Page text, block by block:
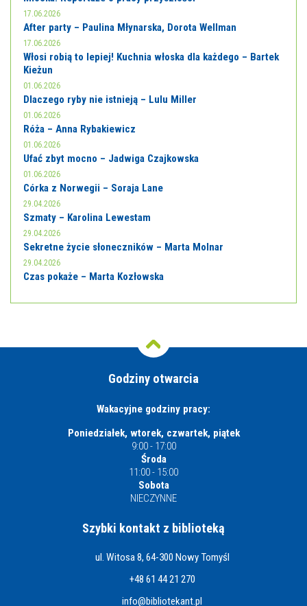
17.06.2026
After party – Paulina Młynarska, Dorota Wellman
17.06.2026
Włosi robią to lepiej! Kuchnia włoska dla każdego – Bartek
Kieżun
01.06.2026
Dlaczego ryby nie istnieją – Lulu Miller
01.06.2026
Róża – Anna Rybakiewicz
01.06.2026
Ufać zbyt mocno – Jadwiga Czajkowska
01.06.2026
Córka z Norwegii – Soraja Lane
29.04.2026
Szmaty – Karolina Lewestam
29.04.2026
Sekretne życie słoneczników – Marta Molnar
29.04.2026
Czas pokaże – Marta Kozłowska
Godziny otwarcia
Wakacyjne godziny pracy:
Poniedziałek, wtorek, czwartek, piątek
9:00 - 17:00
Środa
11:00 - 15:00
Sobota
NIECZYNNE
Szybki kontakt z biblioteką
ul. Witosa 8, 64-300 Nowy Tomyśl
+48 61 44 21 270
info@bibliotekant.pl